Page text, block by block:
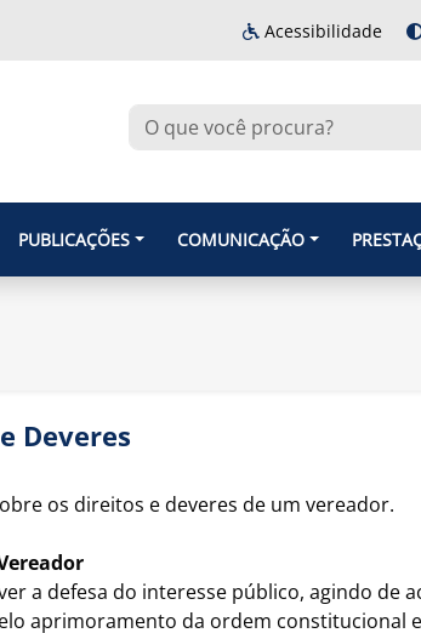
Acessibilidade
PUBLICAÇÕES COMUNICAÇÃO
Deveres
os direitos e deveres de um vereador.
a defesa do interesse público, agindo de
aprimoramento da ordem constitucional